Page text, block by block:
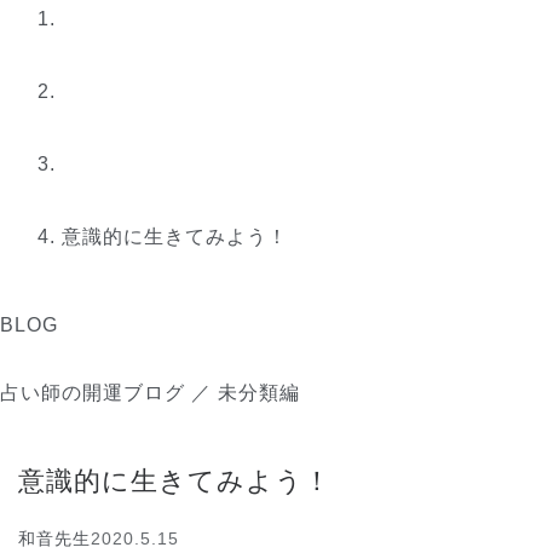
意識的に生きてみよう！
BLOG
占い師の開運ブログ ／ 未分類編
意識的に生きてみよう！
和音先生 2020.5.15